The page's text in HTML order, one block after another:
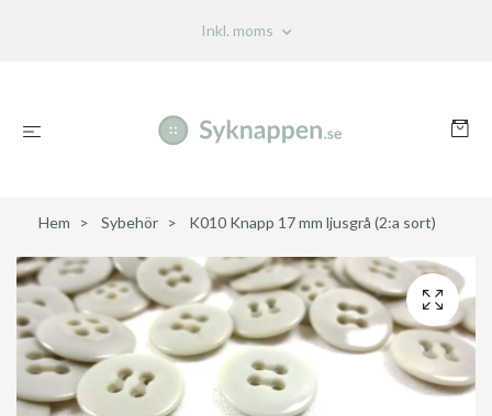
Inkl. moms
Hem Sybehör K010 Knapp 17 mm ljusgrå (2:a sort)